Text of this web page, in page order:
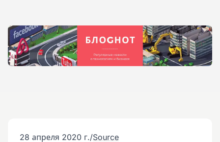
28 апреля 2020 г./Source